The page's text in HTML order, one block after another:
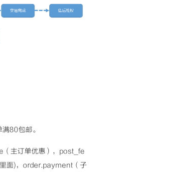
80包邮。
（主订单优惠），post_fe
面)，order.payment（子